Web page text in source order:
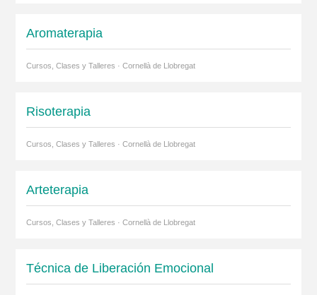
Aromaterapia
Cursos, Clases y Talleres · Cornellà de Llobregat
Risoterapia
Cursos, Clases y Talleres · Cornellà de Llobregat
Arteterapia
Cursos, Clases y Talleres · Cornellà de Llobregat
Técnica de Liberación Emocional